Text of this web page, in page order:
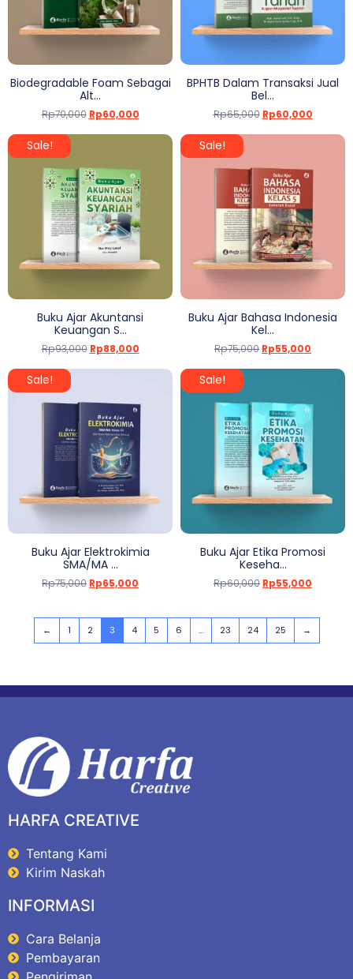
Biodegradable Foam Sebagai
Alt...
Rp70,000 Rp60,000
BPHTB Dalam Transaksi Jual
Bel...
Rp65,000 Rp60,000
Sale!
Buku Ajar Akuntansi
Keuangan S...
Rp93,000 Rp88,000
Sale!
Buku Ajar Bahasa Indonesia
Kel...
Rp75,000 Rp55,000
Sale!
Buku Ajar Elektrokimia
SMA/MA ...
Rp75,000 Rp65,000
Sale!
Buku Ajar Etika Promosi
Keseha...
Rp60,000 Rp55,000
← 1 2 3 4 5 6 … 23 24 25 →
HARFA CREATIVE
Tentang Kami
Kirim Naskah
INFORMASI
Cara Belanja
Pembayaran